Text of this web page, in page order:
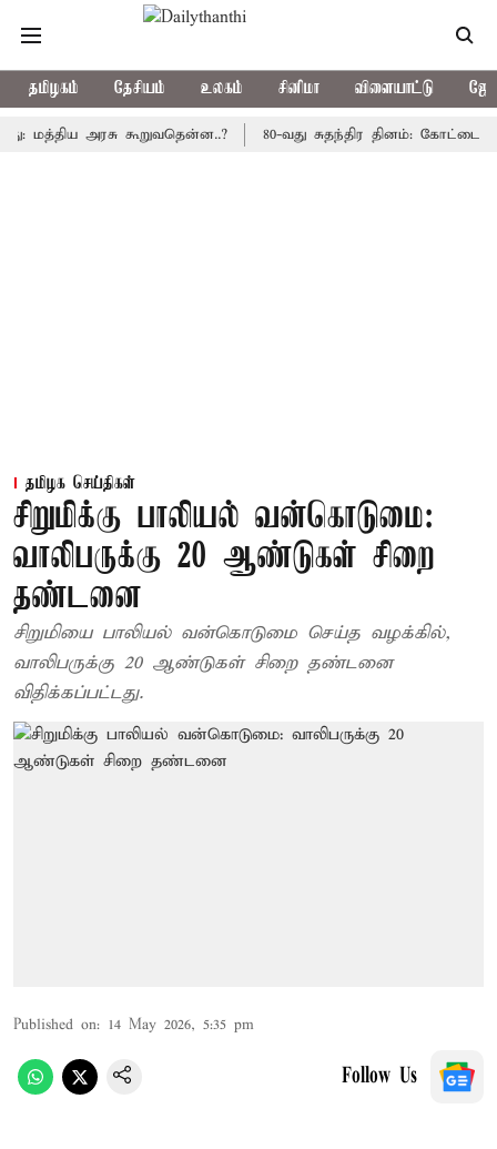
தமிழகம் தேசியம் உலகம் சினிமா விளையாட்டு
அரசு கூறுவதென்ன..? 80-வது சுதந்திர தினம்: கோட்டை
தமிழக செய்திகள்
சிறுமிக்கு பாலியல் வன்கொடுமை:
வாலிபருக்கு 20 ஆண்டுகள் சிறை
தண்டனை
சிறுமியை பாலியல் வன்கொடுமை செய்த வழக்கில்,
வாலிபருக்கு 20 ஆண்டுகள் சிறை தண்டனை
விதிக்கப்பட்டது.
Published on: 14 May 2026, 5:35 pm
Follow Us